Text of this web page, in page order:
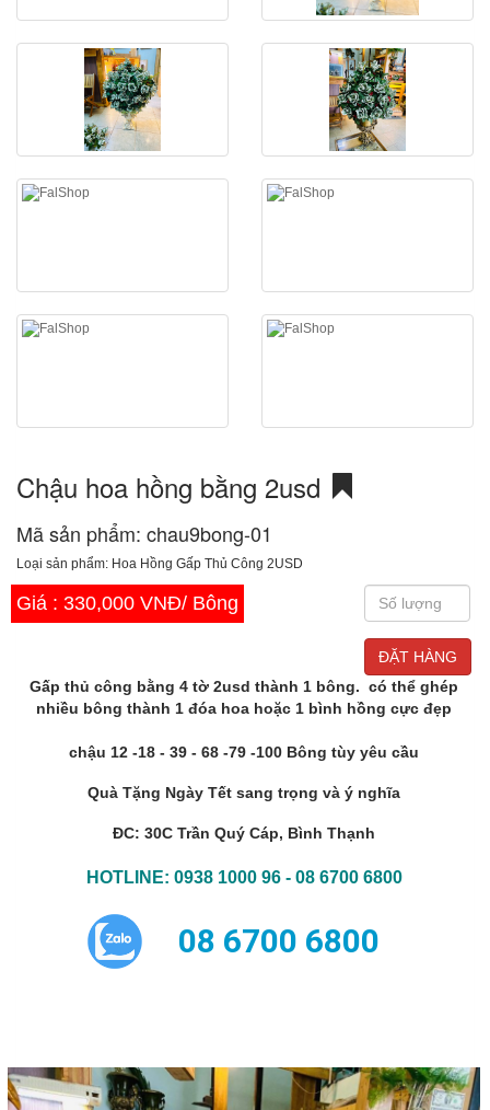
Chậu hoa hồng bằng 2usd
Mã sản phẩm: chau9bong-01
Loại sản phẩm: Hoa Hồng Gấp Thủ Công 2USD
Giá : 330,000 VNĐ/ Bông
Gấp thủ công bằng 4 tờ 2usd thành 1 bông. có thể ghép
nhiều bông thành 1 đóa hoa hoặc 1 bình hồng cực đẹp
chậu 12 -18 - 39 - 68 -79 -100 Bông tùy yêu cầu
Quà Tặng Ngày Tết sang trọng và ý nghĩa
ĐC: 30C Trần Quý Cáp, Bình Thạnh
HOTLINE: 0938 1000 96 - 08 6700 6800
08 6700 6800